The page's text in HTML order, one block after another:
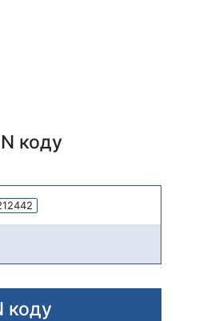
коду
коду